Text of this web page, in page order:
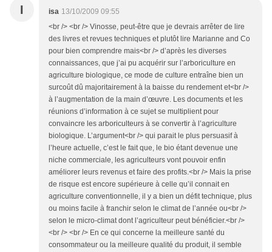
I isa 13/10/2009 09:55
<br /> <br /> Vinosse, peut-être que je devrais arrêter de lire
des livres et revues techniques et plutôt lire Marianne and Co
pour bien comprendre mais<br /> d’après les diverses
connaissances, que j’ai pu acquérir sur l’arboriculture en
agriculture biologique, ce mode de culture entraîne bien un
surcoût dû majoritairement à la baisse du rendement et<br />
à l’augmentation de la main d’œuvre. Les documents et les
réunions d’information à ce sujet se multiplient pour
convaincre les arboriculteurs à se convertir à l’agriculture
biologique. L’argument<br /> qui parait le plus persuasif à
l’heure actuelle, c’est le fait que, le bio étant devenue une
niche commerciale, les agriculteurs vont pouvoir enfin
améliorer leurs revenus et faire des profits.<br /> Mais la prise
de risque est encore supérieure à celle qu’il connait en
agriculture conventionnelle, il y a bien un défit technique, plus
ou moins facile à franchir selon le climat de l’année ou<br />
selon le micro-climat dont l’agriculteur peut bénéficier.<br />
<br /> <br /> En ce qui concerne la meilleure santé du
consommateur ou la meilleure qualité du produit, il semble